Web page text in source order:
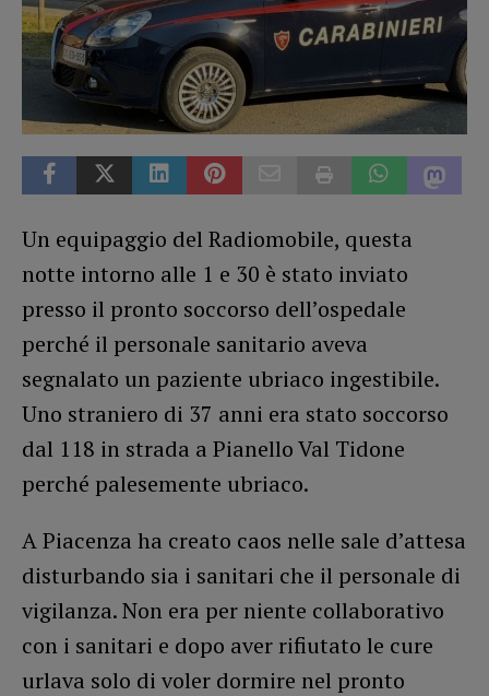
Un equipaggio del Radiomobile, questa
notte intorno alle 1 e 30 è stato inviato
presso il pronto soccorso dell’ospedale
perché il personale sanitario aveva
segnalato un paziente ubriaco ingestibile.
Uno straniero di 37 anni era stato soccorso
dal 118 in strada a Pianello Val Tidone
perché palesemente ubriaco.
A Piacenza ha creato caos nelle sale d’attesa
disturbando sia i sanitari che il personale di
vigilanza. Non era per niente collaborativo
con i sanitari e dopo aver rifiutato le cure
urlava solo di voler dormire nel pronto